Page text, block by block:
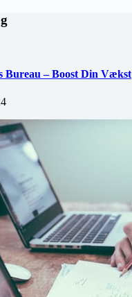
Bureau – Boost Din Vækst